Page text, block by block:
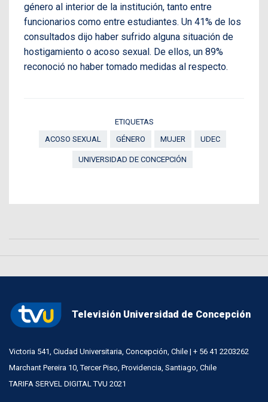
género al interior de la institución, tanto entre
funcionarios como entre estudiantes. Un 41% de los
consultados dijo haber sufrido alguna situación de
hostigamiento o acoso sexual. De ellos, un 89%
reconoció no haber tomado medidas al respecto.
ETIQUETAS
ACOSO SEXUAL
GÉNERO MUJER UDEC
UNIVERSIDAD DE CONCEPCIÓN
Televisión Universidad de Concepción
Victoria 541, Ciudad Universitaria, Concepción, Chile | + 56 41 2203262
Marchant Pereira 10, Tercer Piso, Providencia, Santiago, Chile
TARIFA SERVEL DIGITAL TVU 2021